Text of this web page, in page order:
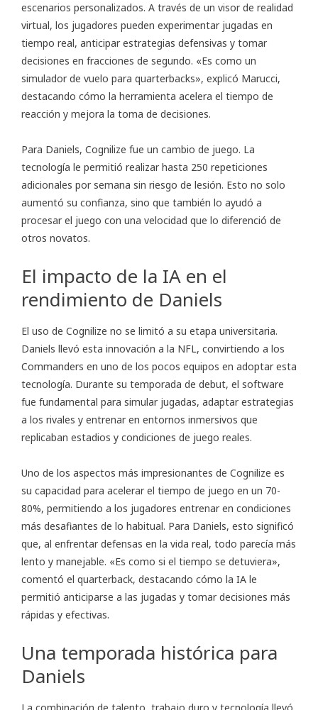
escenarios personalizados. A través de un visor de realidad
virtual, los jugadores pueden experimentar jugadas en
tiempo real, anticipar estrategias defensivas y tomar
decisiones en fracciones de segundo. «Es como un
simulador de vuelo para quarterbacks», explicó Marucci,
destacando cómo la herramienta acelera el tiempo de
reacción y mejora la toma de decisiones.
Para Daniels, Cognilize fue un cambio de juego. La
tecnología le permitió realizar hasta 250 repeticiones
adicionales por semana sin riesgo de lesión. Esto no solo
aumentó su confianza, sino que también lo ayudó a
procesar el juego con una velocidad que lo diferenció de
otros novatos.
El impacto de la IA en el
rendimiento de Daniels
El uso de Cognilize no se limitó a su etapa universitaria.
Daniels llevó esta innovación a la NFL, convirtiendo a los
Commanders en uno de los pocos equipos en adoptar esta
tecnología. Durante su temporada de debut, el software
fue fundamental para simular jugadas, adaptar estrategias
a los rivales y entrenar en entornos inmersivos que
replicaban estadios y condiciones de juego reales.
Uno de los aspectos más impresionantes de Cognilize es
su capacidad para acelerar el tiempo de juego en un 70-
80%, permitiendo a los jugadores entrenar en condiciones
más desafiantes de lo habitual. Para Daniels, esto significó
que, al enfrentar defensas en la vida real, todo parecía más
lento y manejable. «Es como si el tiempo se detuviera»,
comentó el quarterback, destacando cómo la IA le
permitió anticiparse a las jugadas y tomar decisiones más
rápidas y efectivas.
Una temporada histórica para
Daniels